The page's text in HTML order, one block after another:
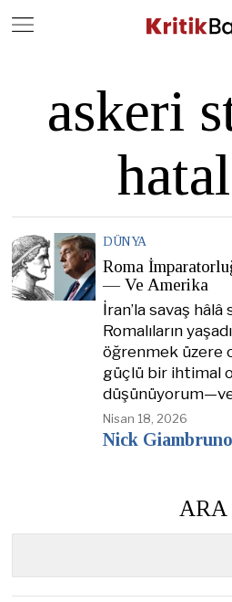
askeri
DÜNYA
Roma
— Ve Amerika
İran’la savaş hâlâ
Romalıların
öğrenmek üzere
güçlü bir ihtimal
Nisan 18, 2026
Nick Giambruno
ARA